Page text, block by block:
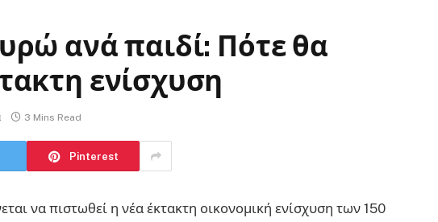
ανά παιδί: Πότε θα
ενίσχυση
3 Mins Read
Pinterest
να πιστωθεί η νέα έκτακτη οικονομική ενίσχυση των 150